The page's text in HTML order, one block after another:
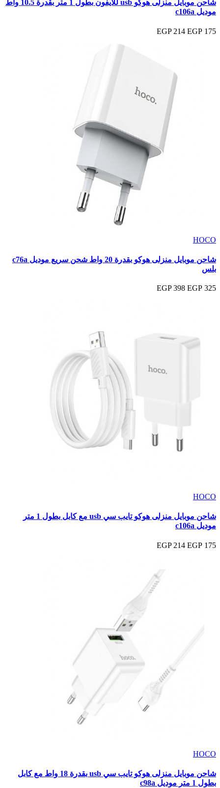
شاحن موبايل منزلى هوكو usb للايفون بطول 1 متر بقدرة 10.5 واط
موديل c106a
175 EGP
214 EGP
HOCO
شاحن موبايل منزلى هوكو بقدرة 20 واط شحن سريع موديل c76a
بلس
325 EGP
398 EGP
HOCO
شاحن موبايل منزلى هوكو تايب سي usb مع كابل بطول 1 متر
موديل c106a
175 EGP
214 EGP
HOCO
شاحن موبايل منزلى هوكو تايب سي usb بقدرة 18 واط مع كابل
بطول 1 متر موديل c98a